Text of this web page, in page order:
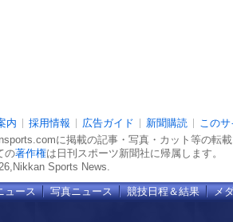
内 採用情報 広告ガイド 新聞購読
この
に掲載の記事・写真・カット等の転
の著作権は日刊スポーツ新聞社に帰属します。
Sports News.
ュース 写真ニュース 競技日程＆結果 メ